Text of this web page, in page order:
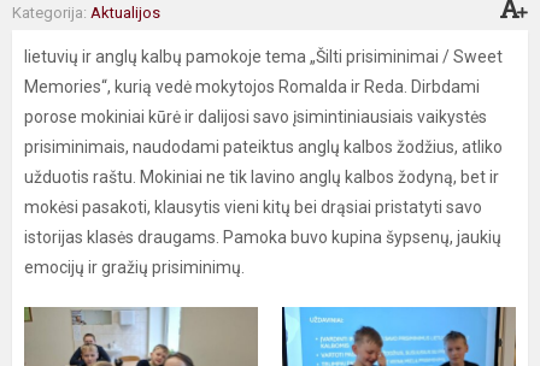
Kategorija: Aktualijos
lietuvių ir anglų kalbų pamokoje tema „Šilti prisiminimai / Sweet
Memories“, kurią vedė mokytojos Romalda ir Reda. Dirbdami
porose mokiniai kūrė ir dalijosi savo įsimintiniausiais vaikystės
prisiminimais, naudodami pateiktus anglų kalbos žodžius, atliko
užduotis raštu. Mokiniai ne tik lavino anglų kalbos žodyną, bet ir
mokėsi pasakoti, klausytis vieni kitų bei drąsiai pristatyti savo
istorijas klasės draugams. Pamoka buvo kupina šypsenų, jaukių
emocijų ir gražių prisiminimų.